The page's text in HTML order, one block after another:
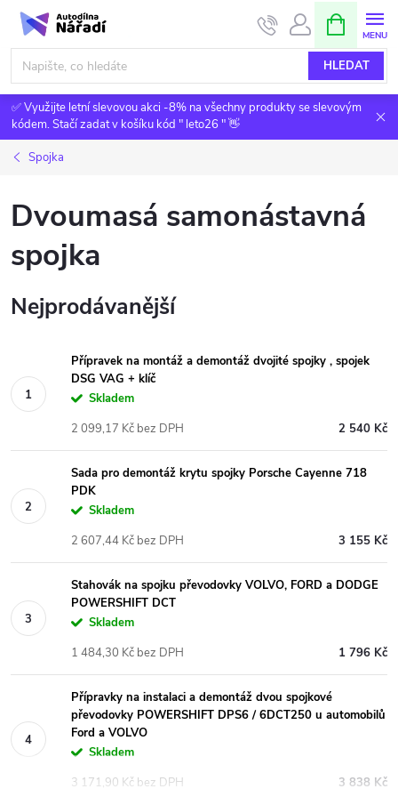
Přejít
obsah
HLEDAT
NÁKUPNÍ
KOŠÍK
✅ Využijte letní slevovou akci -8% na všechny produkty se slevovým
kódem. Stačí zadat v košíku kód " leto26 " 👋
Spojka
Dvoumasá samonástavná
spojka
Nejprodávanější
Přípravek na montáž a demontáž dvojité spojky , spojek
DSG VAG + klíč
Skladem
2 540 Kč
2 099,17 Kč bez DPH
Sada pro demontáž krytu spojky Porsche Cayenne 718
PDK
Skladem
3 155 Kč
2 607,44 Kč bez DPH
Stahovák na spojku převodovky VOLVO, FORD a DODGE
POWERSHIFT DCT
Skladem
1 796 Kč
1 484,30 Kč bez DPH
Přípravky na instalaci a demontáž dvou spojkové
převodovky POWERSHIFT DPS6 / 6DCT250 u automobilů
Ford a VOLVO
Skladem
3 838 Kč
3 171,90 Kč bez DPH